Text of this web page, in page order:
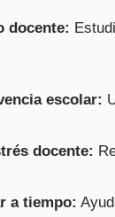
docente:
escolar:
docente:
a tiempo: